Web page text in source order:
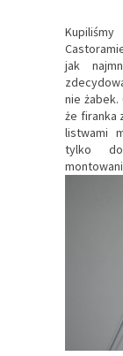
jak
nie
że firanka
listwami
tylko